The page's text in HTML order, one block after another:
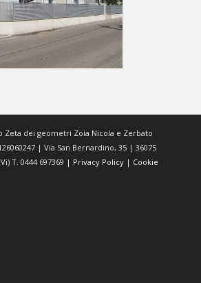
Zeta dei geometri Zoia Nicola e Zerbato
| Via San Bernardino, 35 | 36075
T. 0444 697369 | Privacy Policy| Cookie